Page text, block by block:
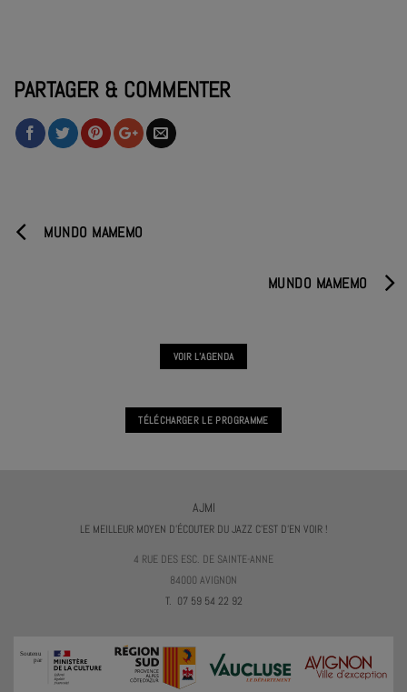
PARTAGER & COMMENTER
MUNDO MAMEMO
MUNDO MAMEMO
VOIR L'AGENDA
TÉLÉCHARGER LE PROGRAMME
AJMI
LE MEILLEUR MOYEN D'ÉCOUTER DU JAZZ C'EST D'EN VOIR !
4 RUE DES ESC. DE SAINTE-ANNE
84000 AVIGNON
T. 07 59 54 22 92